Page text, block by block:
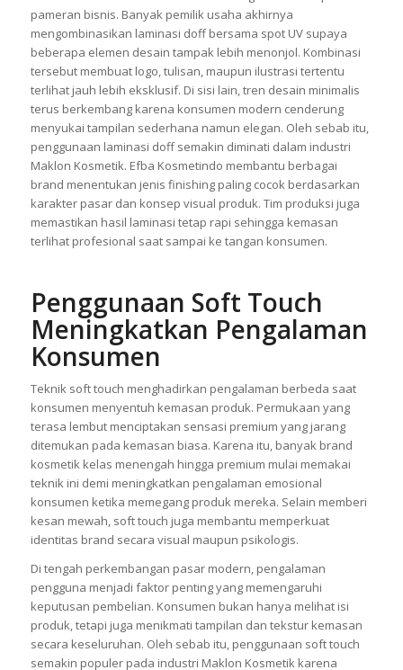
membantu mengurangi bekas sidik jari pada permukaan
kemasan. Akibatnya, produk tetap terlihat bersih meski sering
disentuh konsumen saat memilih barang di toko maupun
pameran bisnis. Banyak pemilik usaha akhirnya
mengombinasikan laminasi doff bersama spot UV supaya
beberapa elemen desain tampak lebih menonjol. Kombinasi
tersebut membuat logo, tulisan, maupun ilustrasi tertentu
terlihat jauh lebih eksklusif. Di sisi lain, tren desain minimalis
terus berkembang karena konsumen modern cenderung
menyukai tampilan sederhana namun elegan. Oleh sebab itu,
penggunaan laminasi doff semakin diminati dalam industri
Maklon Kosmetik. Efba Kosmetindo membantu berbagai
brand menentukan jenis finishing paling cocok berdasarkan
terlihat profesional saat sampai ke tangan konsumen.
Penggunaan Soft Touch
Meningkatkan Pengalaman
Konsumen
Teknik soft touch menghadirkan pengalaman berbeda saat
konsumen menyentuh kemasan produk. Permukaan yang
terasa lembut menciptakan sensasi premium yang jarang
ditemukan pada kemasan biasa. Karena itu, banyak brand
kosmetik kelas menengah hingga premium mulai memakai
teknik ini demi meningkatkan pengalaman emosional
kesan mewah, soft touch juga membantu memperkuat
identitas brand secara visual maupun psikologis.
Di tengah perkembangan pasar modern, pengalaman
pengguna menjadi faktor penting yang memengaruhi
keputusan pembelian. Konsumen bukan hanya melihat isi